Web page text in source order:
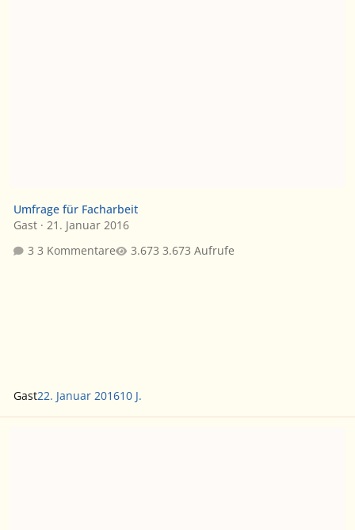
Umfrage für Facharbeit
Gast· 21. Januar 2016
3 Kommentare
3.673 Aufrufe
Gast22. Januar 201610 J.